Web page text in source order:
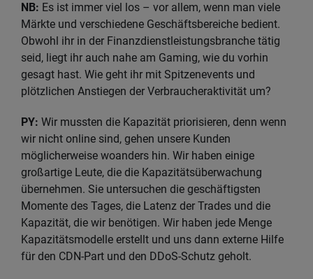
NB: Es ist immer viel los – vor allem, wenn man viele
Märkte und verschiedene Geschäftsbereiche bedient.
Obwohl ihr in der Finanzdienstleistungsbranche tätig
seid, liegt ihr auch nahe am Gaming, wie du vorhin
gesagt hast. Wie geht ihr mit Spitzenevents und
plötzlichen Anstiegen der Verbraucheraktivität um?
PY: Wir mussten die Kapazität priorisieren, denn wenn
wir nicht online sind, gehen unsere Kunden
möglicherweise woanders hin. Wir haben einige
großartige Leute, die die Kapazitätsüberwachung
übernehmen. Sie untersuchen die geschäftigsten
Momente des Tages, die Latenz der Trades und die
Kapazität, die wir benötigen. Wir haben jede Menge
Kapazitätsmodelle erstellt und uns dann externe Hilfe
für den CDN‑Part und den DDoS-Schutz geholt.